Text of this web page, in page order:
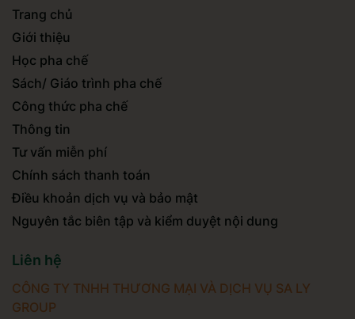
Trang chủ
Giới thiệu
Học pha chế
Sách/ Giáo trình pha chế
Công thức pha chế
Thông tin
Tư vấn miễn phí
Chính sách thanh toán
Điều khoản dịch vụ và bảo mật
Nguyên tắc biên tập và kiểm duyệt nội dung
Liên hệ
CÔNG TY TNHH THƯƠNG MẠI VÀ DỊCH VỤ SA LY
GROUP